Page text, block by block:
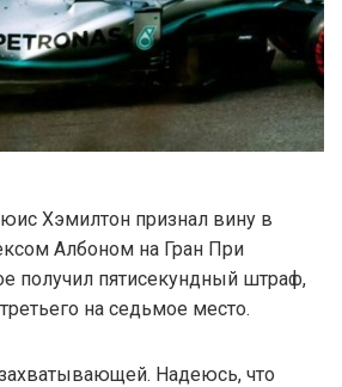
Хэмилтон признал вину в
Албоном на Гран При
получил пятисекундный штраф,
на седьмое место.
Надеюсь, что